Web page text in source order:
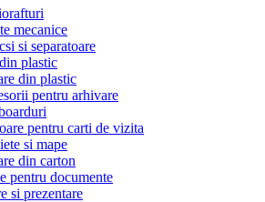
mecanice
si separatoare
plastic
din plastic
pentru arhivare
pentru carti de vizita
si mape
din carton
pentru documente
si prezentare